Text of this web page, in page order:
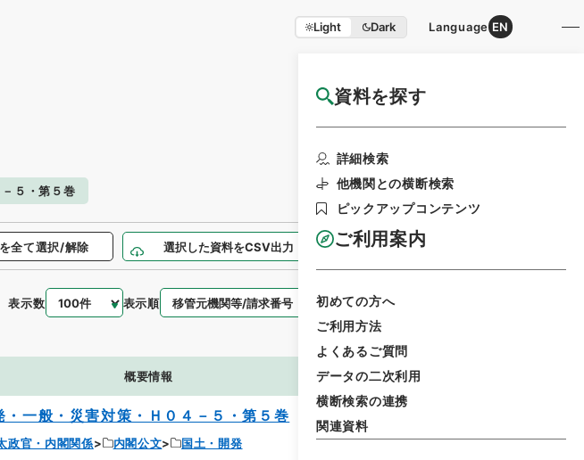
Light Dark Language EN
資料を探す
詳細検索
他機関との横断検索
ピックアップコンテンツ
ご利用案内
初めての方へ
ご利用方法
よくあるご質問
データの二次利用
横断検索の連携
関連資料
国立公文書館HP利用案内
５・第５巻
全て選択/解除 選択した資料をCSV出力 選択した資料を利用請求
表示数 表示順 表示スタイル
概要情報
・一般・災害対策・Ｈ０４－５・第５巻
政官・内閣関係 内閣公文
国土・開発